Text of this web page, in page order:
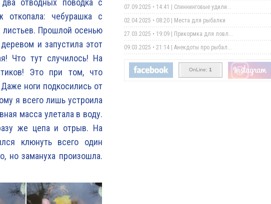
отводных поводка с
откопала: чебурашка с
Прошлой осенью
и запустила этот
Что тут случилось! На
Это при том, что
ноги подкосились от
я всего лишь устроила
масса улетала в воду.
же цепа и отрыв. На
клюнуть всего один
но замануха произошла.
07.09.2025 • 14:41 | Спиннинговые удили...
02.04.2025 • 08:20 |
Места для рыбалки
27.03.2025 • 19:09 |
Прикормка для ловл...
09.03.2025 • 21:14 | Анекдоты про рыбал...
OnLine: 1